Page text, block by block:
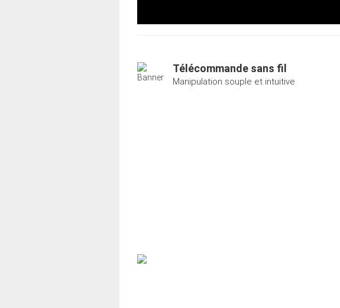
Télécommande sans fil
Manipulation souple et intuitive